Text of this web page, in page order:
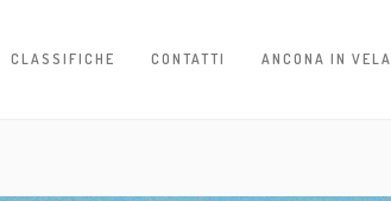
CLASSIFICHE CONTATTI ANCONA IN VELA